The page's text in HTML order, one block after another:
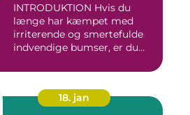
INTRODUKTION Hvis du
længe har kæmpet med
irriterende og smertefulde
indvendige bumser, er du
18. jan